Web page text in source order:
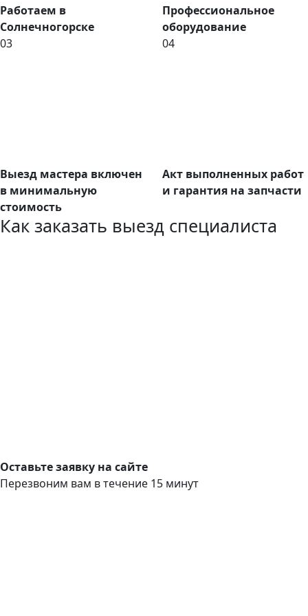
Работаем в
Солнечногорске
Профессиональное
оборудование
03
Выезд мастера включен
в минимальную
стоимость
04
Акт выполненных работ
и гарантия на запчасти
Как заказать выезд специалиста
Оставьте заявку на сайте
Перезвоним вам в течение 15 минут